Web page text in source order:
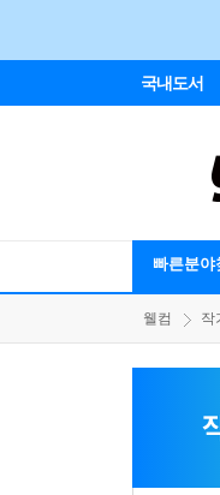
국내도서
빠른분야
웰컴 작